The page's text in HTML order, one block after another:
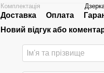
Комплектація
Доставка Оплата
Новий відгук або